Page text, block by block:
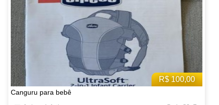
R$ 100,00
Canguru para bebê